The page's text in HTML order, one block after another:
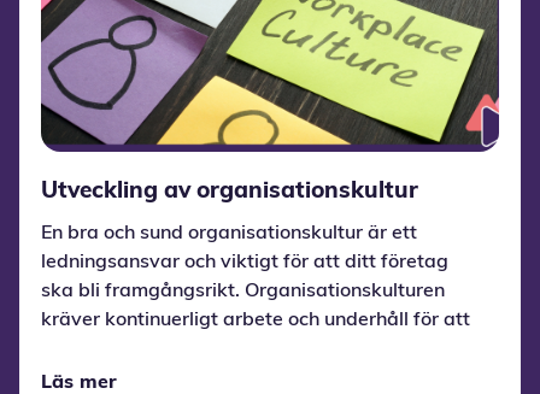
Utveckling av organisationskultur
En bra och sund organisationskultur är ett
ledningsansvar och viktigt för att ditt företag
ska bli framgångsrikt. Organisationskulturen
kräver kontinuerligt arbete och underhåll för att
medarbetare som trivs och skapar värde.
Läs mer